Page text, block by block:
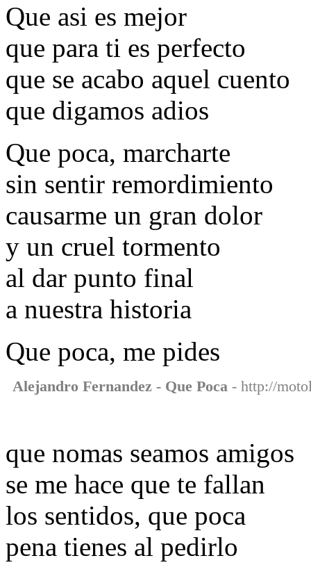
Que asi es mejor
que para ti es perfecto
que se acabo aquel cuento
que digamos adios
Que poca, marcharte
sin sentir remordimiento
causarme un gran dolor
y un cruel tormento
al dar punto final
a nuestra historia
Que poca, me pides
Alejandro Fernandez - Que Poca - http://
que nomas seamos amigos
se me hace que te fallan
los sentidos, que poca
pena tienes al pedirlo